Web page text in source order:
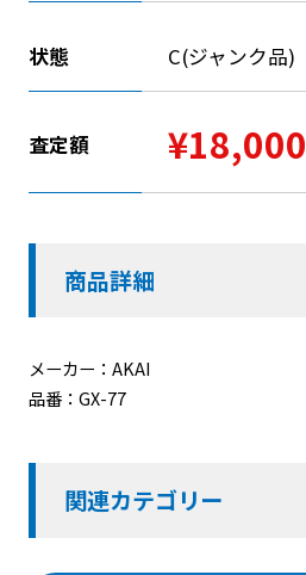
状態 C(ジャンク品)
査定額 ¥18,000
商品詳細
メーカー：AKAI
品番：GX-77
関連カテゴリー